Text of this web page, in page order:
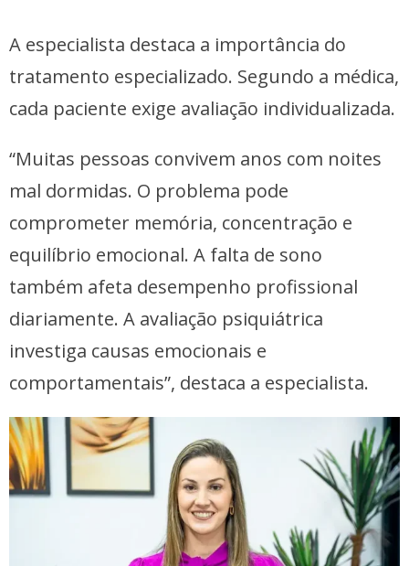
A especialista destaca a importância do
tratamento especializado. Segundo a médica,
cada paciente exige avaliação individualizada.
“Muitas pessoas convivem anos com noites
mal dormidas. O problema pode
comprometer memória, concentração e
equilíbrio emocional. A falta de sono
também afeta desempenho profissional
diariamente. A avaliação psiquiátrica
investiga causas emocionais e
comportamentais”, destaca a especialista.